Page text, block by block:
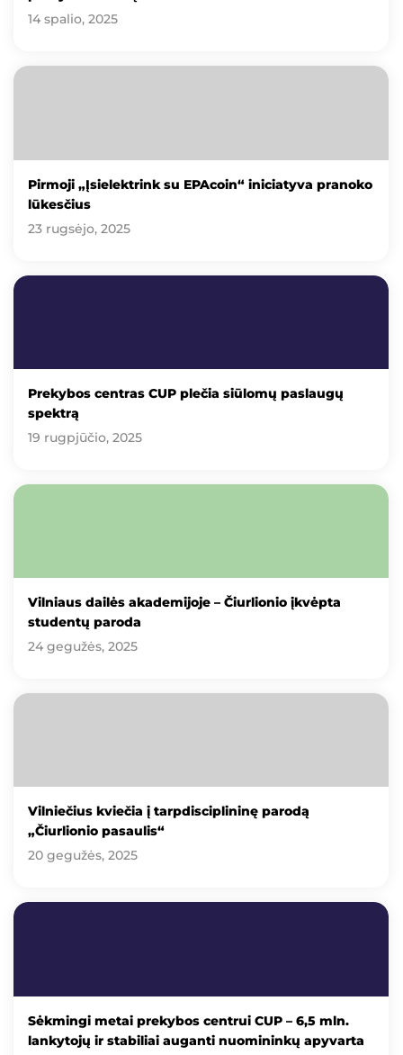
14 spalio, 2025
Pirmoji „Įsielektrink su EPAcoin“ iniciatyva pranoko
lūkesčius
23 rugsėjo, 2025
Prekybos centras CUP plečia siūlomų paslaugų
spektrą
19 rugpjūčio, 2025
Vilniaus dailės akademijoje – Čiurlionio įkvėpta
studentų paroda
24 gegužės, 2025
Vilniečius kviečia į tarpdisciplininę parodą
„Čiurlionio pasaulis“
20 gegužės, 2025
Sėkmingi metai prekybos centrui CUP – 6,5 mln.
lankytojų ir stabiliai auganti nuomininkų apyvarta